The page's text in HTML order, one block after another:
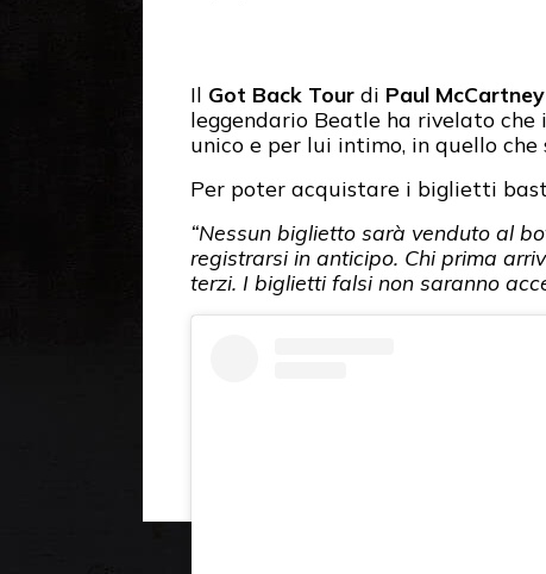
Il Got Back Tour di Paul McCartney
leggendario Beatle ha rivelato
unico e per lui intimo, in quello
Per poter acquistare i biglietti
“Nessun biglietto sarà venduto al
registrarsi in anticipo. Chi prima
terzi. I biglietti falsi non saranno